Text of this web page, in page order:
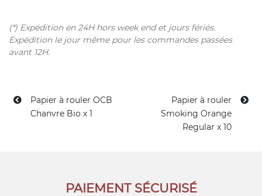
(*) Expédition en 24H hors week end et jours fériés.
Expédition le jour même pour les commandes passées
avant 12H.
Papier à rouler OCB
Chanvre Bio x 1
Papier à rouler
Smoking Orange
Regular x 10
PAIEMENT SÉCURISÉ